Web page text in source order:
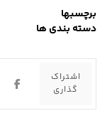
برچسبها
دسته بندی ها